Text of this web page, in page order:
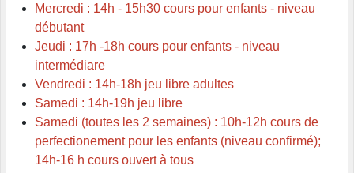
Mercredi : 14h - 15h30 cours pour enfants - niveau
débutant
Jeudi : 17h -18h cours pour enfants - niveau
intermédiare
Vendredi : 14h-18h jeu libre adultes
Samedi : 14h-19h jeu libre
Samedi (toutes les 2 semaines) : 10h-12h cours de
perfectionement pour les enfants (niveau confirmé);
14h-16 h cours ouvert à tous